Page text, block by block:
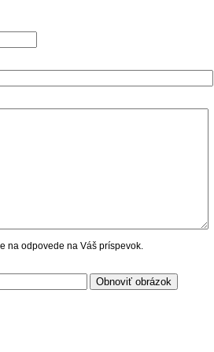
na odpovede na Váš príspevok.